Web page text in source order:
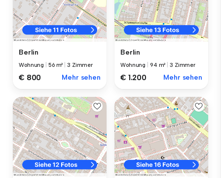
Berlin
Wohnung 56 m² |3 Zimmer
€ 800 Mehr sehen
Berlin
Wohnung 94 m² |3 Zimmer
€ 1.200 Mehr sehen